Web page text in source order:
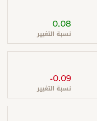
0.08
نسبة التغيير
-0.09
نسبة التغيير